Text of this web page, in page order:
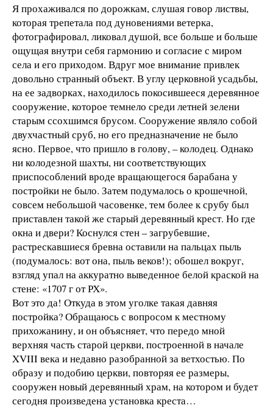
Я прохаживался по дорожкам, слушая говор листвы,
которая трепетала под дуновениями ветерка,
фотографировал, ликовал душой, все больше и больше
ощущая внутри себя гармонию и согласие с миром
села и его приходом. Вдруг мое внимание привлек
довольно странный объект. В углу церковной усадьбы,
на ее задворках, находилось покосившееся деревянное
сооружение, которое темнело среди летней зелени
старым ссохшимся брусом. Сооружение являло собой
двухчастный сруб, но его предназначение не было
ясно. Первое, что пришло в голову, – колодец. Однако
ни колодезной шахты, ни соответствующих
приспособлений вроде вращающегося барабана у
постройки не было. Затем подумалось о крошечной,
совсем небольшой часовенке, тем более к срубу был
приставлен такой же старый деревянный крест. Но где
окна и двери? Коснулся стен – загрубевшие,
растрескавшиеся бревна оставили на пальцах пыль
(подумалось: вот она, пыль веков!); обошел вокруг,
взгляд упал на аккуратно выведенное белой краской на
стене: «1707 г от РХ».
Вот это да! Откуда в этом уголке такая давняя
постройка? Обращаюсь с вопросом к местному
прихожанину, и он объясняет, что передо мной
верхняя часть старой церкви, построенной в начале
XVIII века и недавно разобранной за ветхостью. По
образу и подобию церкви, повторяя ее размеры,
сооружен новый деревянный храм, на котором и будет
сегодня произведена установка креста…